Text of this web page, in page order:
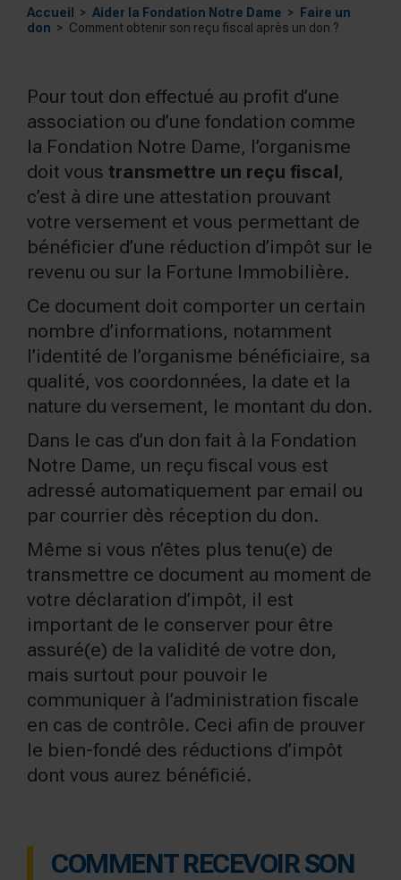
Accueil Aider la Fondation Notre Dame
Faire un
don
Comment obtenir son reçu fiscal après un don ?
Pour tout don effectué au profit d’une
association ou d’une fondation comme
la Fondation Notre Dame, l’organisme
doit vous transmettre un reçu fiscal,
c’est à dire une attestation prouvant
votre versement et vous permettant de
bénéficier d’une réduction d’impôt sur le
revenu ou sur la Fortune Immobilière.
Ce document doit comporter un certain
nombre d’informations, notamment
l’identité de l’organisme bénéficiaire, sa
qualité, vos coordonnées, la date et la
nature du versement, le montant du don.
Dans le cas d’un don fait à la Fondation
Notre Dame, un reçu fiscal vous est
adressé automatiquement par email ou
par courrier dès réception du don.
Même si vous n’êtes plus tenu(e) de
transmettre ce document au moment de
votre déclaration d’impôt, il est
important de le conserver pour être
assuré(e) de la validité de votre don,
mais surtout pour pouvoir le
communiquer à l’administration fiscale
en cas de contrôle. Ceci afin de prouver
le bien-fondé des réductions d’impôt
dont vous aurez bénéficié.
COMMENT RECEVOIR SON